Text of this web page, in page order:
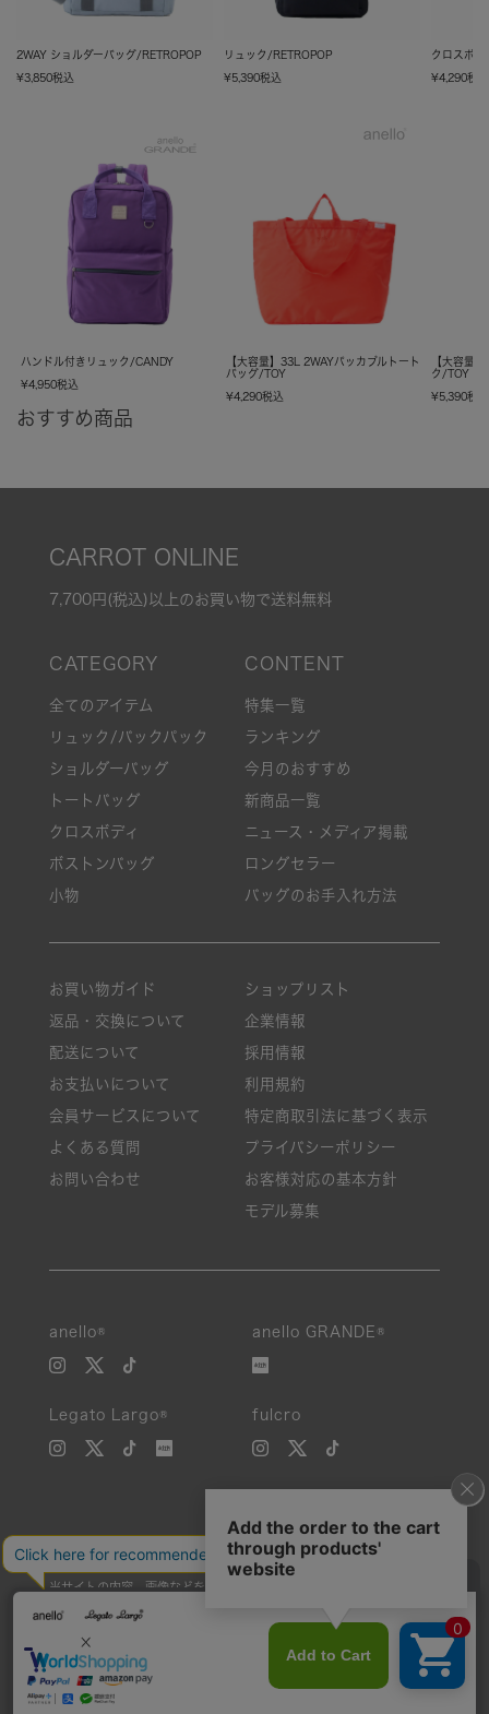
2WAY ショルダーバッグ/RETROPOP
¥3,850税込
リュック/RETROPOP
¥5,390税込
クロスボデ
¥4,290税込
ハンドル付きリュック/CANDY
¥4,950税込
【大容量】33L 2WAYパッカブルトート
バッグ/TOY
¥4,290税込
【大容量
ク/TOY
¥5,390税込
おすすめ商品
CARROT ONLINE
7,700円(税込)以上のお買い物で送料無料
全てのアイテム
リュック/バックパック
ショルダーバッグ
トートバッグ
クロスボディ
ボストンバッグ
小物
特集一覧
ランキング
今月のおすすめ
新商品一覧
ニュース・メディア掲載
ロングセラー
バッグのお手入れ方法
お買い物ガイド
返品・交換について
配送について
お支払いについて
会員サービスについて
よくある質問
お問い合わせ
ショップリスト
企業情報
採用情報
利用規約
特定商取引法に基づく表示
プライバシーポリシー
お客様対応の基本方針
モデル募集
anello® anello GRANDE®
Legato Largo® fulcro
当サイトの内容、画像などを無断で複製、転載、第三者への譲渡などを
Unauthorized reproduction, duplication, or redistribution of any
images or content from this website is strictly prohibited.